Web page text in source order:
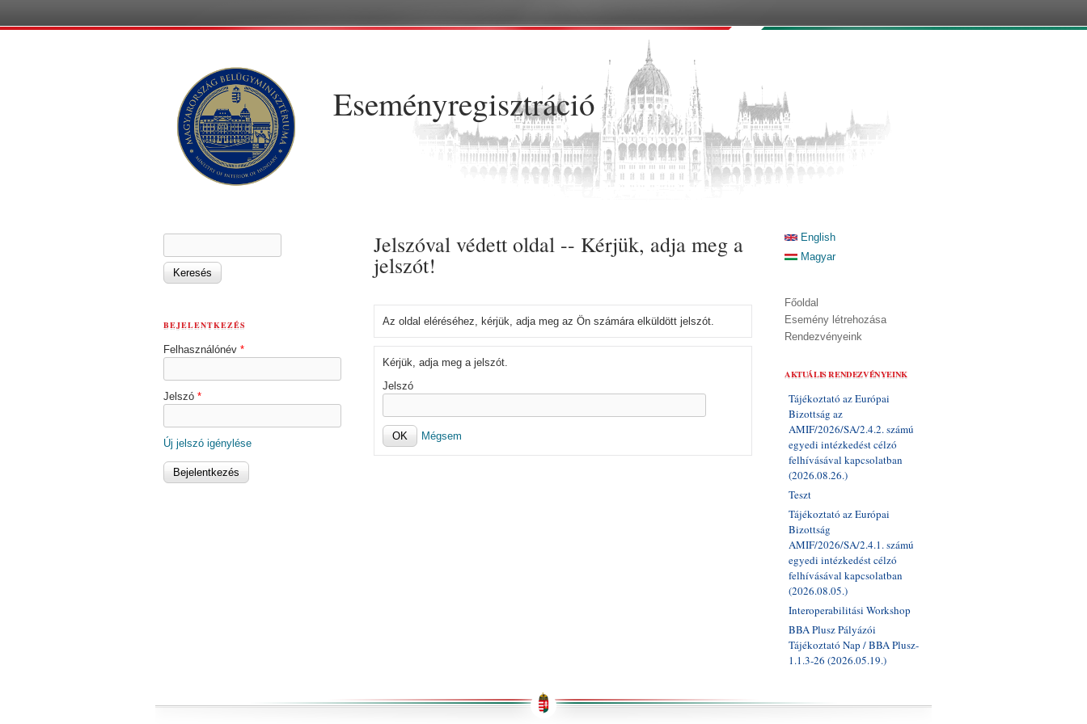
Eseményregisztráció
Jelszóval védett oldal -- Kérjük, adja meg a
jelszót!
Az oldal eléréséhez, kérjük, adja meg az Ön számára elküldött jelszót.
Kérjük, adja meg a jelszót.
Jelszó
Mégsem
KERESÉS ŰRLAP
BEJELENTKEZÉS
Felhasználónév *
Jelszó *
Új jelszó igénylése
English
Magyar
Főoldal
Esemény létrehozása
Rendezvényeink
AKTUÁLIS RENDEZVÉNYEINK
Tájékoztató az Európai
Bizottság az
AMIF/2026/SA/2.4.2. számú
egyedi intézkedést célzó
felhívásával kapcsolatban
(2026.08.26.)
Teszt
Tájékoztató az Európai
Bizottság
AMIF/2026/SA/2.4.1. számú
egyedi intézkedést célzó
felhívásával kapcsolatban
(2026.08.05.)
Interoperabilitási Workshop
BBA Plusz Pályázói
Tájékoztató Nap / BBA Plusz-
1.1.3-26 (2026.05.19.)